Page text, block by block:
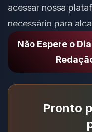
acessar nossa
necessário para
Não Espere o
Pronto